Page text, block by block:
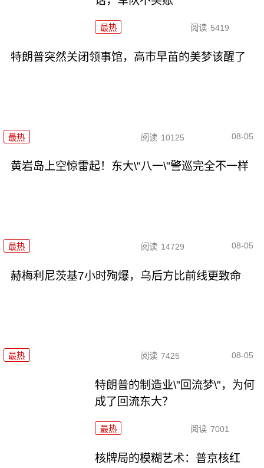
最热 阅读 5419
特朗普突然关闭领事馆，高市早苗的美梦该醒了
最热 阅读 10125 08-05
黄岩岛上空惊雷起！东大\"八一\"警巡完全不一样
最热 阅读 14729 08-05
赫梅利尼茨基7小时殉爆，乌后方比前线更致命
最热 阅读 7425 08-05
特朗普的制造业\"回流梦\"，为何
成了回流东大？
最热 阅读 7001
核牌局的模糊艺术：普京核红